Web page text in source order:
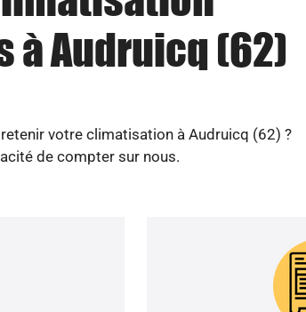
Audruicq (62)
votre climatisation à Audruicq (62) ?
de compter sur nous.